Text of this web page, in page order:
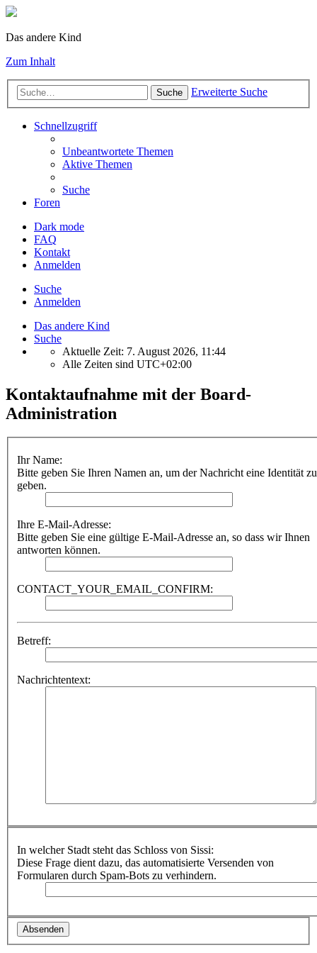
Das andere Kind
Zum Inhalt
Suche Erweiterte Suche
Schnellzugriff
Unbeantwortete Themen
Aktive Themen
Suche
Foren
Dark mode
FAQ
Kontakt
Anmelden
Suche
Anmelden
Das andere Kind
Suche
Aktuelle Zeit: 7. August 2026, 11:44
Alle Zeiten sind UTC+02:00
Kontaktaufnahme mit der Board-
Administration
Ihr Name:
Bitte geben Sie Ihren Namen an, um der Nachricht eine Identität zu
geben.
Ihre E-Mail-Adresse:
Bitte geben Sie eine gültige E-Mail-Adresse an, so dass wir Ihnen
antworten können.
CONTACT_YOUR_EMAIL_CONFIRM:
Betreff:
Nachrichtentext:
In welcher Stadt steht das Schloss von Sissi:
Diese Frage dient dazu, das automatisierte Versenden von
Formularen durch Spam-Bots zu verhindern.